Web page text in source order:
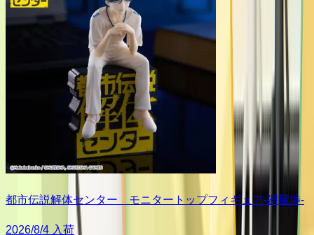
都市伝説解体センター モニタートップフィギュア-廻屋渉-
2026/8/4 入荷